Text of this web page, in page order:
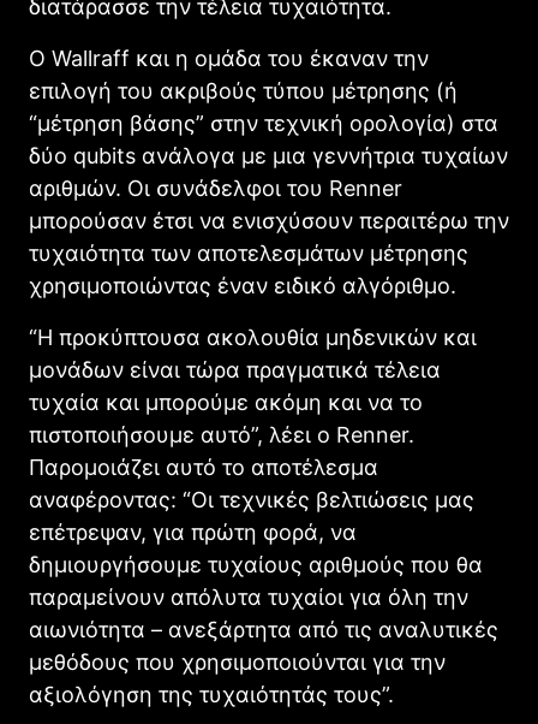
διατάρασσε την τέλεια τυχαιότητα.
Ο Wallraff και η ομάδα του έκαναν την
επιλογή του ακριβούς τύπου μέτρησης (ή
“μέτρηση βάσης” στην τεχνική ορολογία) στα
δύο qubits ανάλογα με μια γεννήτρια τυχαίων
αριθμών. Οι συνάδελφοι του Renner
μπορούσαν έτσι να ενισχύσουν περαιτέρω την
τυχαιότητα των αποτελεσμάτων μέτρησης
χρησιμοποιώντας έναν ειδικό αλγόριθμο.
“Η προκύπτουσα ακολουθία μηδενικών και
μονάδων είναι τώρα πραγματικά τέλεια
τυχαία και μπορούμε ακόμη και να το
πιστοποιήσουμε αυτό”, λέει ο Renner.
Παρομοιάζει αυτό το αποτέλεσμα
αναφέροντας: “Οι τεχνικές βελτιώσεις μας
επέτρεψαν, για πρώτη φορά, να
δημιουργήσουμε τυχαίους αριθμούς που θα
παραμείνουν απόλυτα τυχαίοι για όλη την
αιωνιότητα – ανεξάρτητα από τις αναλυτικές
μεθόδους που χρησιμοποιούνται για την
αξιολόγηση της τυχαιότητάς τους”.